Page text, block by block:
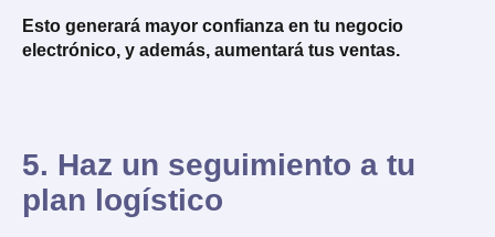
Esto generará mayor confianza en tu negocio
electrónico, y además, aumentará tus ventas.
5. Haz un seguimiento a tu
plan logístico